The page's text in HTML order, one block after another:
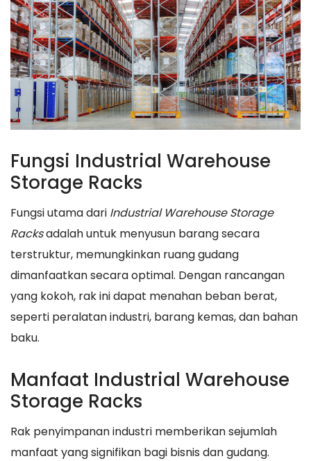
Fungsi Industrial Warehouse
Storage Racks
Fungsi utama dari Industrial Warehouse Storage
Racksadalah untuk menyusun barang secara
terstruktur, memungkinkan ruang gudang
dimanfaatkan secara optimal. Dengan rancangan
yang kokoh, rak ini dapat menahan beban berat,
seperti peralatan industri, barang kemas, dan bahan
baku.
Manfaat Industrial Warehouse
Storage Racks
Rak penyimpanan industri memberikan sejumlah
manfaat yang signifikan bagi bisnis dan gudang.